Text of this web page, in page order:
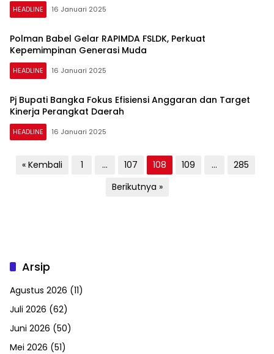
HEADLINE 16 Januari 2025
Polman Babel Gelar RAPIMDA FSLDK, Perkuat
Kepemimpinan Generasi Muda
HEADLINE 16 Januari 2025
Pj Bupati Bangka Fokus Efisiensi Anggaran dan Target
Kinerja Perangkat Daerah
HEADLINE 16 Januari 2025
Paginasi
« Kembali 1 … 107 108 109 …
285
Berikutnya »
Arsip
Agustus 2026 (11)
Juli 2026 (62)
Juni 2026 (50)
Mei 2026 (51)